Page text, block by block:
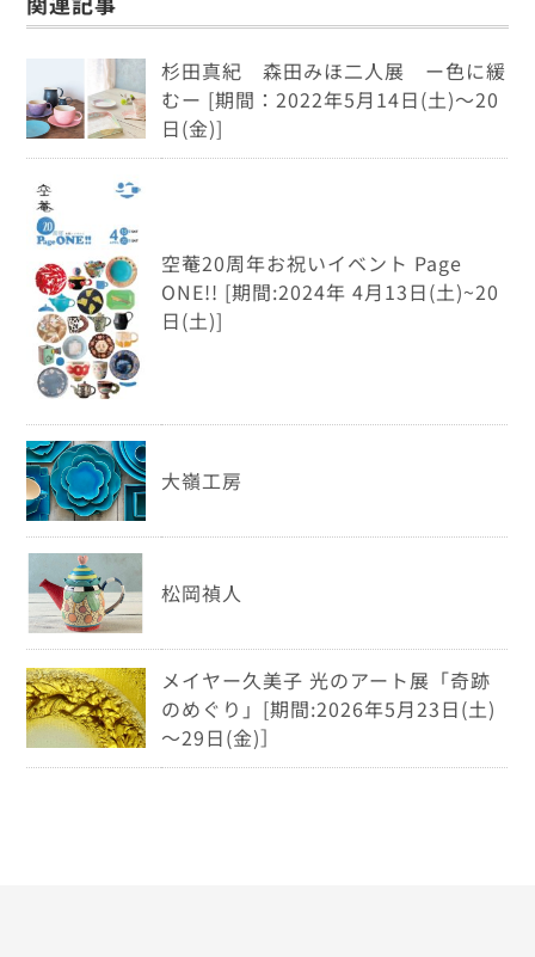
杉田真紀 森田みほ二人展 ー色に緩
むー [期間：2022年5月14日(土)～20
日(金)]
空菴20周年お祝いイベント Page
ONE!! [期間:2024年 4月13日(土)~20
日(土)]
大嶺工房
松岡禎人
メイヤー久美子 光のアート展「奇跡
のめぐり」[期間:2026年5月23日(土)
～29日(金)］